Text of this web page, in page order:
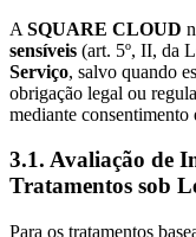
A SQUARE CLOUD
sensíveis (art. 5º, II, da
Serviço, salvo quando
obrigação legal ou
mediante consentimento
3.1. Avaliação de
Tratamentos sob
Para os tratamentos